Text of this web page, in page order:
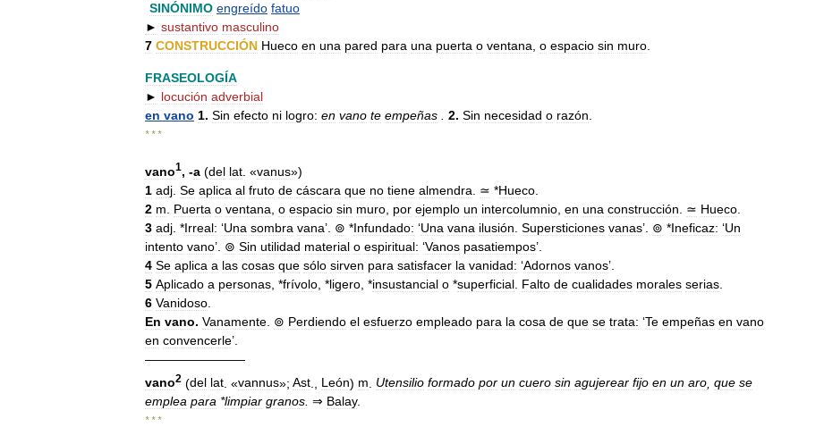
SINÓNIMO engreído fatuo
► sustantivo masculino
7 CONSTRUCCIÓN Hueco en una pared para una puerta o ventana o espacio sin muro
FRASEOLOGÍA
► locución adverbial
en vano 1. Sin efecto ni logro: en vano te empeñas 2. Sin necesidad o razón
* * *
vano1, -a (del lat . «vanus»)
1 adj Se aplica al fruto de cáscara que no tiene almendra ≃ *Hueco
2 m Puerta o ventana o espacio sin muro por ejemplo un intercolumnio en una construcción ≃ Hueco
3 adj . *Irreal: ‘Una sombra vana’. ⊚ *Infundado: ‘Una vana ilusión Supersticiones vanas’. ⊚ *Ineficaz: ‘Un
intento vano’. ⊚ Sin utilidad material o espiritual: ‘Vanos pasatiempos’.
4 Se aplica a las cosas que sólo sirven para satisfacer la vanidad: ‘Adornos vanos’.
5 Aplicado a personas , *frívolo , *ligero , *insustancial o *superficial Falto de cualidades morales serias
6 Vanidoso
En vano. Vanamente ⊚ Perdiendo el esfuerzo empleado para la cosa de que se trata: ‘Te empeñas en vano
en convencerle’.
————————
vano2 (del lat . «vannus»; Ast León) m Utensilio formado por un cuero sin agujerear fijo en un aro que se
emplea para *limpiar granos. ⇒ Balay.
* * *